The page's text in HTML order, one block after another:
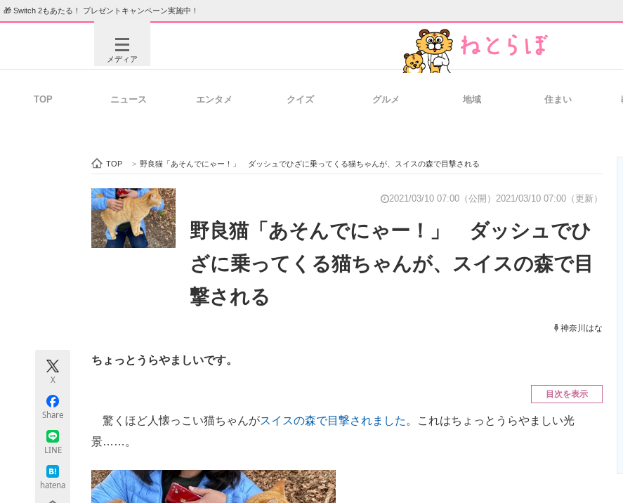
🎁 Switch 2もあたる！ プレゼントキャンペーン実施中！
メディア
ビジネスと働き方のヒント 経営リーダー
ITエンジニア向け専門サイト 企業向けIT製品の総合サイト IT製品の技術・比較・事例 製造業のIT導
エネルギー
TOP ニュース エンタメ クイズ グルメ 地域 住まい
TOP > 野良猫「あそんでにゃー！」 ダッシュでひざに乗ってくる猫ちゃんが、スイスの森で目撃される
2021/03/10 07:00（公開） 2021/03/10 07:00（更新）
野良猫「あそんでにゃー！」 ダッシュでひ
ざに乗ってくる猫ちゃんが、スイスの森で目
撃される
神奈川はな
X
Share
LINE
hatena
ちょっとうらやましいです。
目次を表示
驚くほど人懐っこい猫ちゃんがスイスの森で目撃されました 。これはちょっとうらやましい光
景……。